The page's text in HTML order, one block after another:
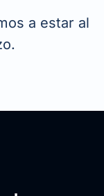
a estar al